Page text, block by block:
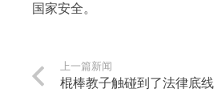
国家安全。
上一篇新闻
棍棒教子触碰到了法律底线